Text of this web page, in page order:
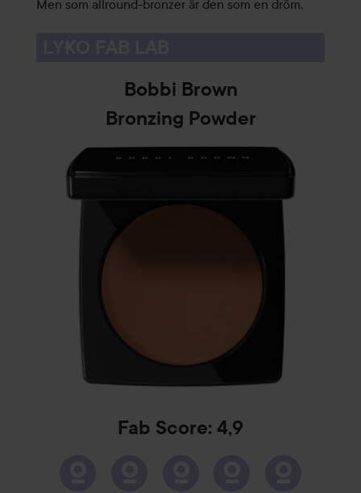
Men som allround-bronzer är den som en dröm.
Bobbi Brown
Bronzing Powder
Fab Score: 4,9